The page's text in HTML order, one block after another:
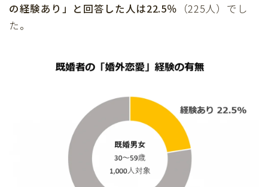
の経験あり」と回答した人は22.5％ （225人）でし
た。